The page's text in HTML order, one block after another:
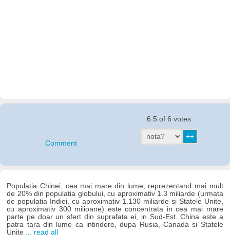
Comment
6.5 of 6 votes
Populatia Chinei, cea mai mare din lume, reprezentand mai mult
de 20% din populatia globului, cu aproximativ 1.3 miliarde (urmata
de populatia Indiei, cu aproximativ 1.130 miliarde si Statele Unite,
cu aproximativ 300 milioane) este concentrata in cea mai mare
parte pe doar un sfert din suprafata ei, in Sud-Est. China este a
patra tara din lume ca intindere, dupa Rusia, Canada si Statele
Unite ... read all